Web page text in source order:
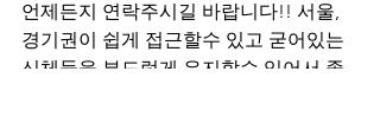
언제든지 연락주시길 바랍니다!! 서울,
경기권이 쉽게 접근할수 있고 굳어있는
신체들을 부드럽게 유지할수 있어서 좋